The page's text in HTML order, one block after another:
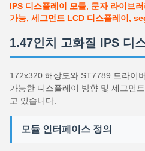
IPS 디스플레이 모듈, 문자 라이브
가능, 세그먼트 LCD 디스플레이,
1.47인치 고화질 IPS 디
172x320 해상도와 ST7789 드라이
가능한 디스플레이 방향 및 세그먼
고 있습니다.
모듈 인터페이스 정의